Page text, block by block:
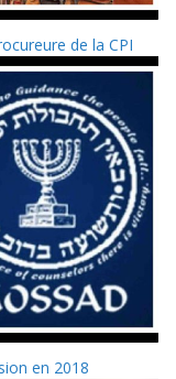
de la CPI
en 2018